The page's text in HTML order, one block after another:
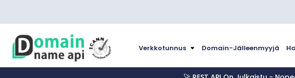
Verkkotunnus Domain-Jälleenmyyjä